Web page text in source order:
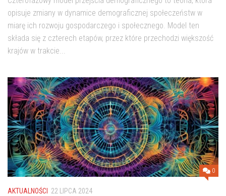
opisuje zmiany w dynamice demograficznej społeczeństw w
miarę ich rozwoju gospodarczego i społecznego. Model ten
składa się z czterech etapów, przez które przechodzi większość
krajów w trakcie...
0
AKTUALNOŚCI 22 LIPCA 2024